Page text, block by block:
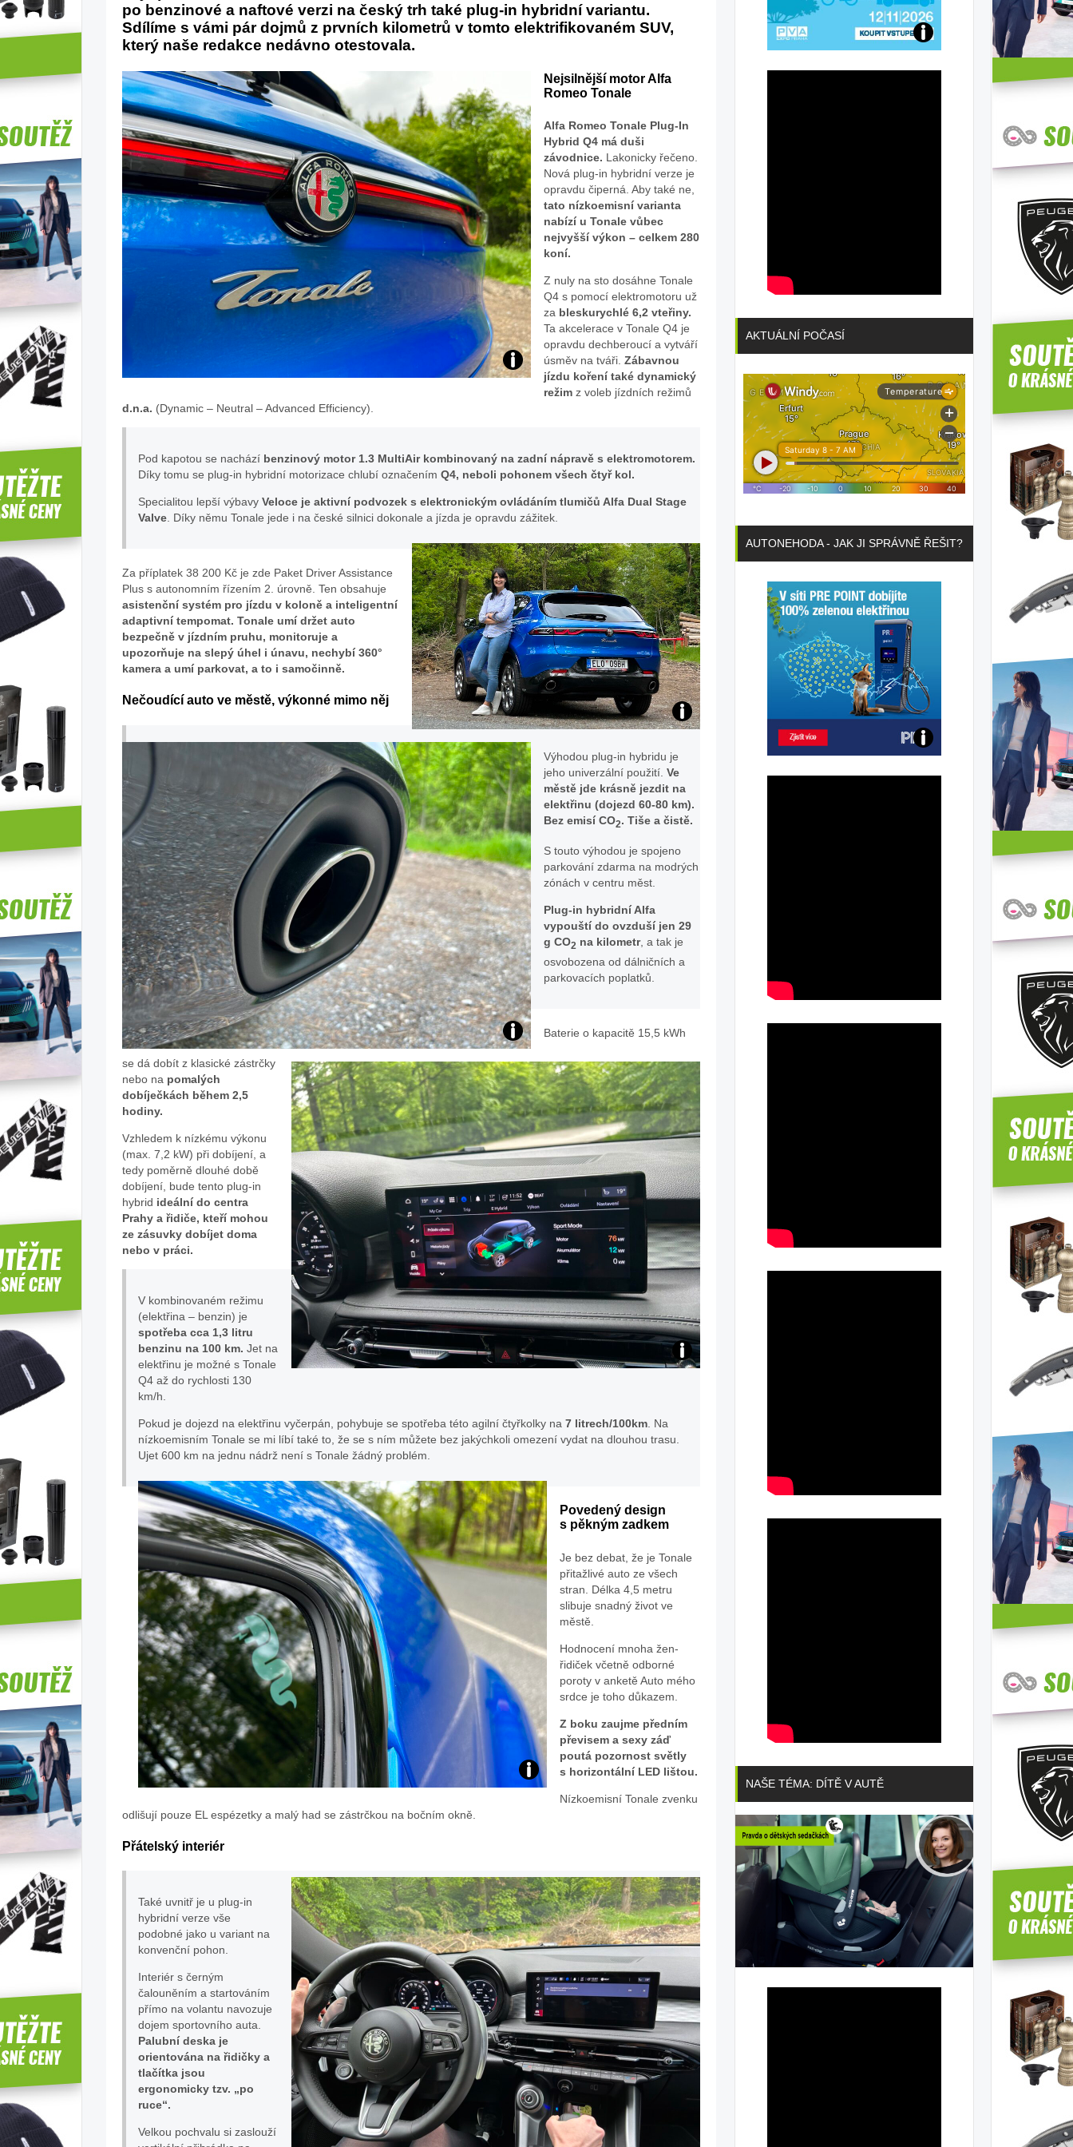
po benzinové a naftové verzi na český trh také plug-in hybridní variantu.
Sdílíme s vámi pár dojmů z prvních kilometrů v tomto elektrifikovaném SUV,
který naše redakce nedávno otestovala.
Test
Tonale
Plug-
In
Hybrid
Q4
Nejsilnější motor Alfa
Romeo Tonale
Alfa Romeo Tonale Plug-In
Hybrid Q4 má duši
závodnice. Lakonicky řečeno.
Nová plug-in hybridní verze je
opravdu čiperná. Aby také ne,
tato nízkoemisní varianta
nabízí u Tonale vůbec
nejvyšší výkon – celkem 280
koní.
Z nuly na sto dosáhne Tonale
Q4 s pomocí elektromotoru už
za bleskurychlé 6,2 vteřiny.
Ta akcelerace v Tonale Q4 je
opravdu dechberoucí a vytváří
úsměv na tváři. Zábavnou
jízdu koření také dynamický
režim z voleb jízdních režimů
d.n.a. (Dynamic – Neutral – Advanced Efficiency).
Pod kapotou se nachází benzinový motor 1.3 MultiAir kombinovaný na zadní nápravě s elektromotorem.
Díky tomu se plug-in hybridní motorizace chlubí označením Q4, neboli pohonem všech čtyř kol.
Specialitou lepší výbavy Veloce je aktivní podvozek s elektronickým ovládáním tlumičů Alfa Dual Stage
Valve . Díky němu Tonale jede i na české silnici dokonale a jízda je opravdu zážitek.
Te
Alf
a
R
le
Pl
ug
-In
Hy
bri
d
Q
4
Za příplatek 38 200 Kč je zde Paket Driver Assistance
Plus s autonomním řízením 2. úrovně. Ten obsahuje
asistenční systém pro jízdu v koloně a inteligentní
adaptivní tempomat. Tonale umí držet auto
bezpečně v jízdním pruhu, monitoruje a
upozorňuje na slepý úhel i únavu, nechybí 360°
kamera a umí parkovat, a to i samočinně.
U
Tonale
Plug-
In
Hybrid
Q4
jsou
koncovky
výfuků
opravdové
Nečoudící auto ve městě, výkonné mimo něj
Výhodou plug-in hybridu je
jeho univerzální použití. Ve
městě jde krásně jezdit na
elektřinu (dojezd 60-80 km).
Bez emisí CO2. Tiše a čistě.
S touto výhodou je spojeno
parkování zdarma na modrých
zónách v centru měst.
Plug-in hybridní Alfa
vypouští do ovzduší jen 29
g CO2 na kilometr, a tak je
osvobozena od dálničních a
parkovacích poplatků.
Te
na
Pl
bri
d
4
Baterie o kapacitě 15,5 kWh
se dá dobít z klasické zástrčky
nebo na pomalých
dobíječkách během 2,5
hodiny.
Vzhledem k nízkému výkonu
(max. 7,2 kW) při dobíjení, a
tedy poměrně dlouhé době
dobíjení, bude tento plug-in
hybrid ideální do centra
Prahy a řidiče, kteří mohou
ze zásuvky dobíjet doma
nebo v práci.
V kombinovaném režimu
(elektřina – benzin) je
spotřeba cca 1,3 litru
benzinu na 100 km. Jet na
elektřinu je možné s Tonale
Q4 až do rychlosti 130
km/h.
Pokud je dojezd na elektřinu vyčerpán, pohybuje se spotřeba této agilní čtyřkolky na 7 litrech/100km . Na
nízkoemisním Tonale se mi líbí také to, že se s ním můžete bez jakýchkoli omezení vydat na dlouhou trasu.
Ujet 600 km na jednu nádrž není s Tonale žádný problém.
Te
a
R
o
eo
To
na
le
Povedený design
s pěkným zadkem
Je bez debat, že je Tonale
přitažlivé auto ze všech
stran. Délka 4,5 metru
slibuje snadný život ve
městě.
Hodnocení mnoha žen-
řidiček včetně odborné
poroty v anketě Auto mého
srdce je toho důkazem.
Z boku zaujme předním
převisem a sexy záď
poutá pozornost světly
s horizontální LED lištou.
Nízkoemisní Tonale zvenku
odlišují pouze EL espézetky a malý had se zástrčkou na bočním okně.
Přátelský interiér
Také uvnitř je u plug-in
hybridní verze vše
podobné jako u variant na
konvenční pohon.
Interiér s černým
čalouněním a startováním
přímo na volantu navozuje
dojem sportovního auta.
Palubní deska je
orientována na řidičky a
tlačítka jsou
ergonomicky tzv. „po
ruce“.
Velkou pochvalu si zaslouží
Přijďte
AKTUÁLNÍ POČASÍ
AUTONEHODA - JAK JI SPRÁVNĚ ŘEŠIT?
Poznejte
NAŠE TÉMA: DÍTĚ V AUTĚ